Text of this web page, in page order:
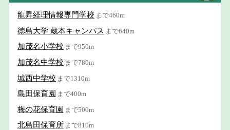
龍昇経理情報専門学校 まで460m
徳島大学 蔵本キャンパス まで640m
加茂名小学校 まで950m
加茂名中学校 まで780m
城西中学校 まで1310m
島田保育園 まで400m
梅の花保育園 まで500m
北島田保育所 まで810m